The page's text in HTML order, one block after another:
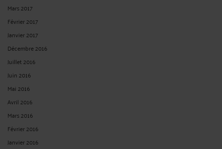
Mars 2017
Février 2017
Janvier 2017
Décembre 2016
Juillet 2016
Juin 2016
Mai 2016
Avril 2016
Mars 2016
Février 2016
Janvier 2016